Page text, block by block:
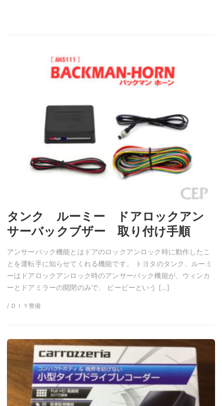
タンク ルーミー ドアロックアン
サーバックブザー 取り付け手順
アンサーバック機能とはドアのロックアンロック時に動作したこ
とを運転手に知らせてくれる機能です。 トヨタのタンク、ルーミ
ーはドアロックアンロック時のアンサーバック機能が、ウィンカ
ーとドアミラーの開閉のみで、 ピーピーという […]
/ ＤＩＹ整備